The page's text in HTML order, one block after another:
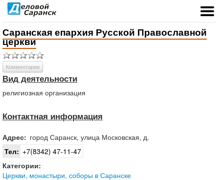
Саранская епархия Русской Православной
церкви
Комментарии
Вид деятельности
религиозная организация
Контактная информация
Адрес: город Саранск, улица Московская, д.
Тел: +7(8342) 47-11-47
Категории:
Церкви, монастыри, соборы в Саранске